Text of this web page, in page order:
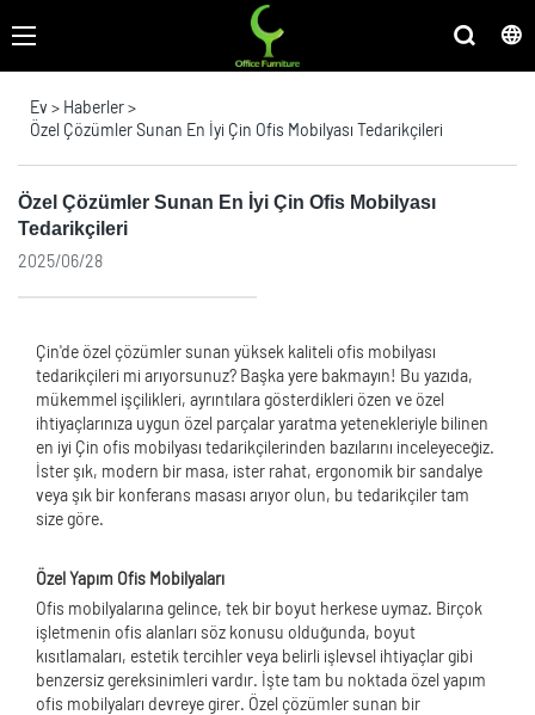
Ev > Haberler>
Özel Çözümler Sunan En İyi Çin Ofis Mobilyası Tedarikçileri
Özel Çözümler Sunan En İyi Çin Ofis Mobilyası
Tedarikçileri
2025/06/28
Çin'de özel çözümler sunan yüksek kaliteli ofis mobilyası
tedarikçileri mi arıyorsunuz? Başka yere bakmayın! Bu yazıda,
mükemmel işçilikleri, ayrıntılara gösterdikleri özen ve özel
ihtiyaçlarınıza uygun özel parçalar yaratma yetenekleriyle bilinen
en iyi Çin ofis mobilyası tedarikçilerinden bazılarını inceleyeceğiz.
İster şık, modern bir masa, ister rahat, ergonomik bir sandalye
veya şık bir konferans masası arıyor olun, bu tedarikçiler tam
size göre.
Özel Yapım Ofis Mobilyaları
Ofis mobilyalarına gelince, tek bir boyut herkese uymaz. Birçok
işletmenin ofis alanları söz konusu olduğunda, boyut
kısıtlamaları, estetik tercihler veya belirli işlevsel ihtiyaçlar gibi
benzersiz gereksinimleri vardır. İşte tam bu noktada özel yapım
ofis mobilyaları devreye girer. Özel çözümler sunan bir